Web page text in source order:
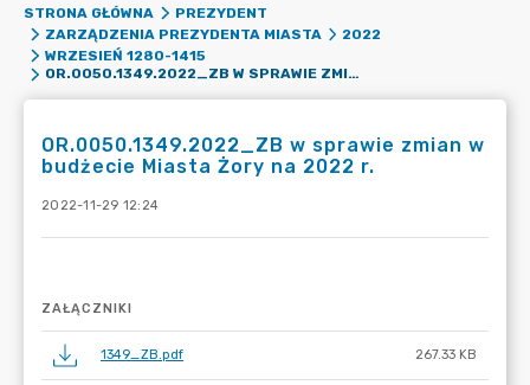
STRONA GŁÓWNA
PREZYDENT
ZARZĄDZENIA PREZYDENTA MIASTA
2022
WRZESIEŃ 1280-1415
OR.0050.1349.2022_ZB W SPRAWIE ZMIAN W BUDŻECIE MIASTA ŻORY NA 2022 R.
OR.0050.1349.2022_ZB w sprawie zmian w
budżecie Miasta Żory na 2022 r.
2022-11-29 12:24
ZAŁĄCZNIKI
1349_ZB.pdf 267.33 KB